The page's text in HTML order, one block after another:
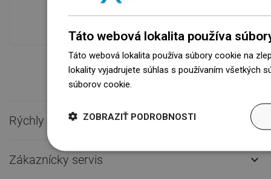
modernom sklade.Vždy pripravený na
prepravu!
Rýchly kontakt 
Zákaznícky servis 
Táto webová lokalita používa
Táto webová lokalita používa súbory cookie na
lokality vyjadrujete súhlas s používaním všetkých
súborov cookie.
ZOBRAZIŤ PODROBNOSTI